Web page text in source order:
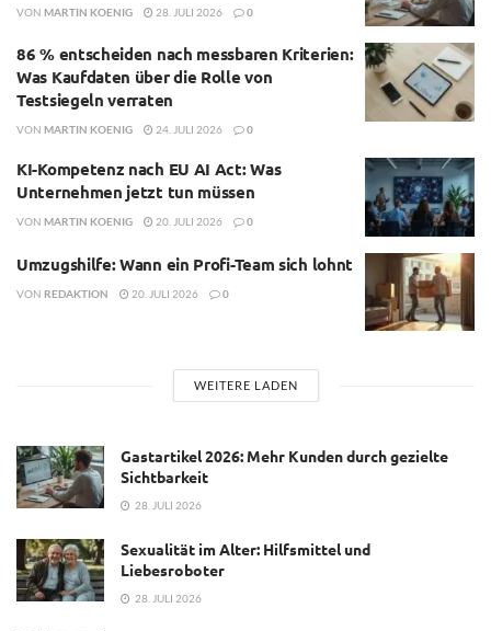
VON MARTIN KOENIG 28. JULI 2026 0
86 % entscheiden nach messbaren Kriterien:
Was Kaufdaten über die Rolle von
Testsiegeln verraten
VON MARTIN KOENIG 24. JULI 2026 0
KI-Kompetenz nach EU AI Act: Was
Unternehmen jetzt tun müssen
VON MARTIN KOENIG 20. JULI 2026 0
Umzugshilfe: Wann ein Profi-Team sich lohnt
VON REDAKTION 20. JULI 2026 0
WEITERE LADEN
Gastartikel 2026: Mehr Kunden durch gezielte
Sichtbarkeit
28. JULI 2026
Sexualität im Alter: Hilfsmittel und
Liebesroboter
28. JULI 2026